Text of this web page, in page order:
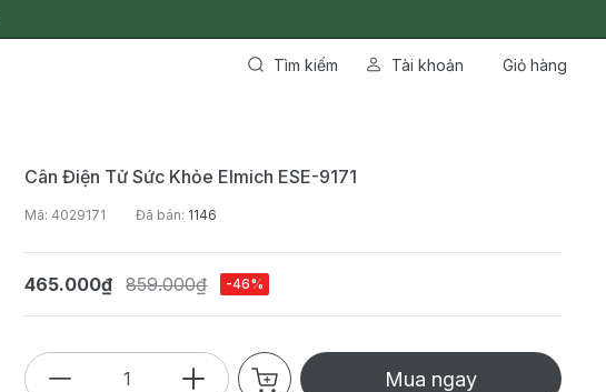
Tìm kiếm Tài khoản Giỏ hàng
Cân Điện Tử Sức Khỏe Elmich ESE-9171
Mã: 4029171 Đã bán: 1146
465.000₫ 859.000₫ -46%
Mua ngay